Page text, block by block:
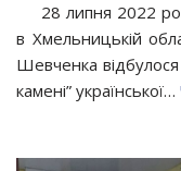
28 липня 2022
в Хмельницькій
Шевченка відбулося
камені” української…